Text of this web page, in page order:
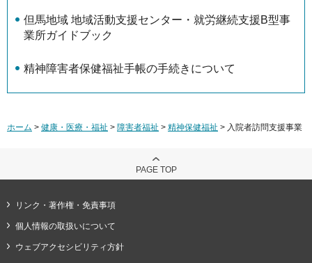
但馬地域 地域活動支援センター・就労継続支援B型事
業所ガイドブック
精神障害者保健福祉手帳の手続きについて
ホーム > 健康・医療・福祉 > 障害者福祉 > 精神保健福祉 > 入院者訪問支援事業
PAGE TOP
リンク・著作権・免責事項
個人情報の取扱いについて
ウェブアクセシビリティ方針